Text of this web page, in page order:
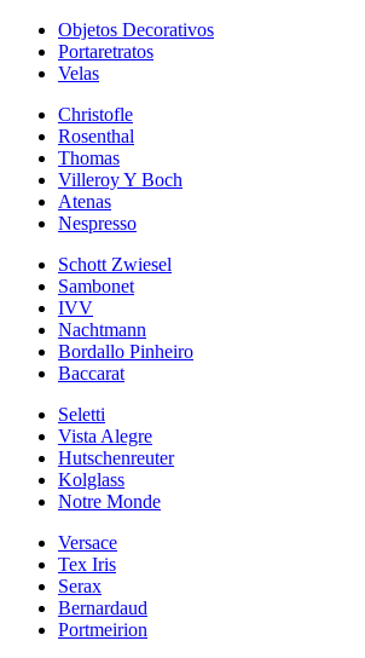
Objetos Decorativos
Portaretratos
Velas
Christofle
Rosenthal
Thomas
Villeroy Y Boch
Atenas
Nespresso
Schott Zwiesel
Sambonet
IVV
Nachtmann
Bordallo Pinheiro
Baccarat
Seletti
Vista Alegre
Hutschenreuter
Kolglass
Notre Monde
Versace
Tex Iris
Serax
Bernardaud
Portmeirion